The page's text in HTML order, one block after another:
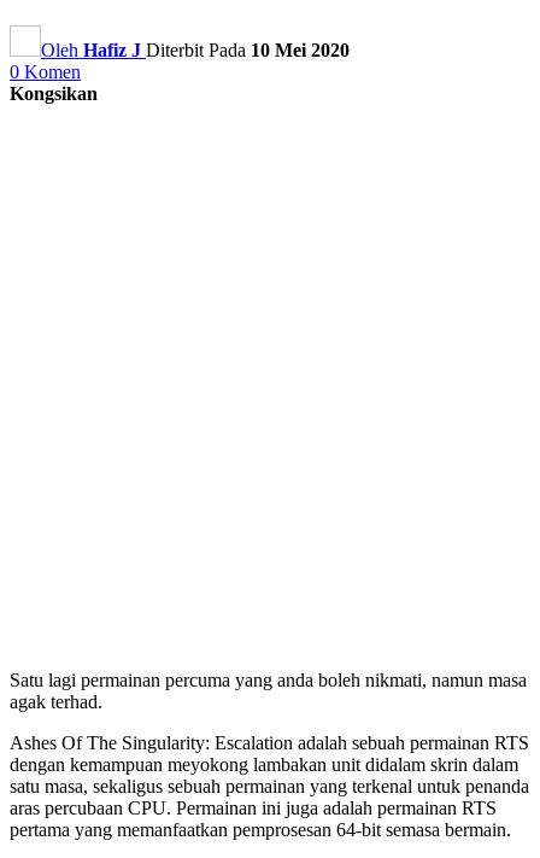
Oleh Hafiz J Diterbit Pada 10 Mei 2020
0 Komen
Kongsikan
Satu lagi permainan percuma yang anda boleh nikmati, namun masa
agak terhad.
Ashes Of The Singularity: Escalation adalah sebuah permainan RTS
dengan kemampuan meyokong lambakan unit didalam skrin dalam
satu masa, sekaligus sebuah permainan yang terkenal untuk penanda
aras percubaan CPU. Permainan ini juga adalah permainan RTS
pertama yang memanfaatkan pemprosesan 64-bit semasa bermain.